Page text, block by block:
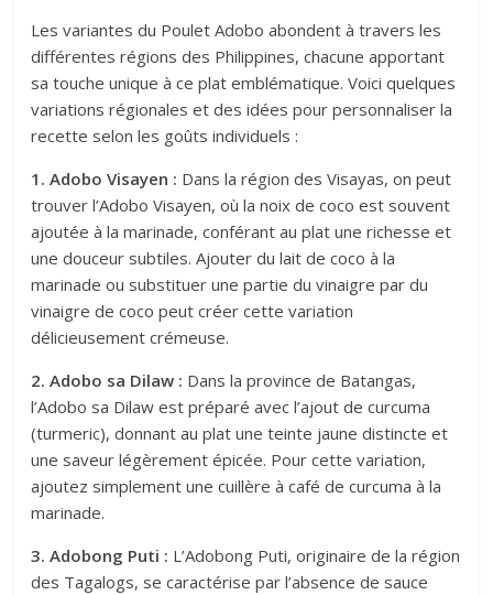
Les variantes du Poulet Adobo abondent à travers les
différentes régions des Philippines, chacune apportant
sa touche unique à ce plat emblématique. Voici quelques
variations régionales et des idées pour personnaliser la
recette selon les goûts individuels :
1. Adobo Visayen : Dans la région des Visayas, on peut
trouver l’Adobo Visayen, où la noix de coco est souvent
ajoutée à la marinade, conférant au plat une richesse et
une douceur subtiles. Ajouter du lait de coco à la
marinade ou substituer une partie du vinaigre par du
vinaigre de coco peut créer cette variation
délicieusement crémeuse.
2. Adobo sa Dilaw : Dans la province de Batangas,
l’Adobo sa Dilaw est préparé avec l’ajout de curcuma
(turmeric), donnant au plat une teinte jaune distincte et
une saveur légèrement épicée. Pour cette variation,
ajoutez simplement une cuillère à café de curcuma à la
marinade.
3. Adobong Puti : L’Adobong Puti, originaire de la région
des Tagalogs, se caractérise par l’absence de sauce